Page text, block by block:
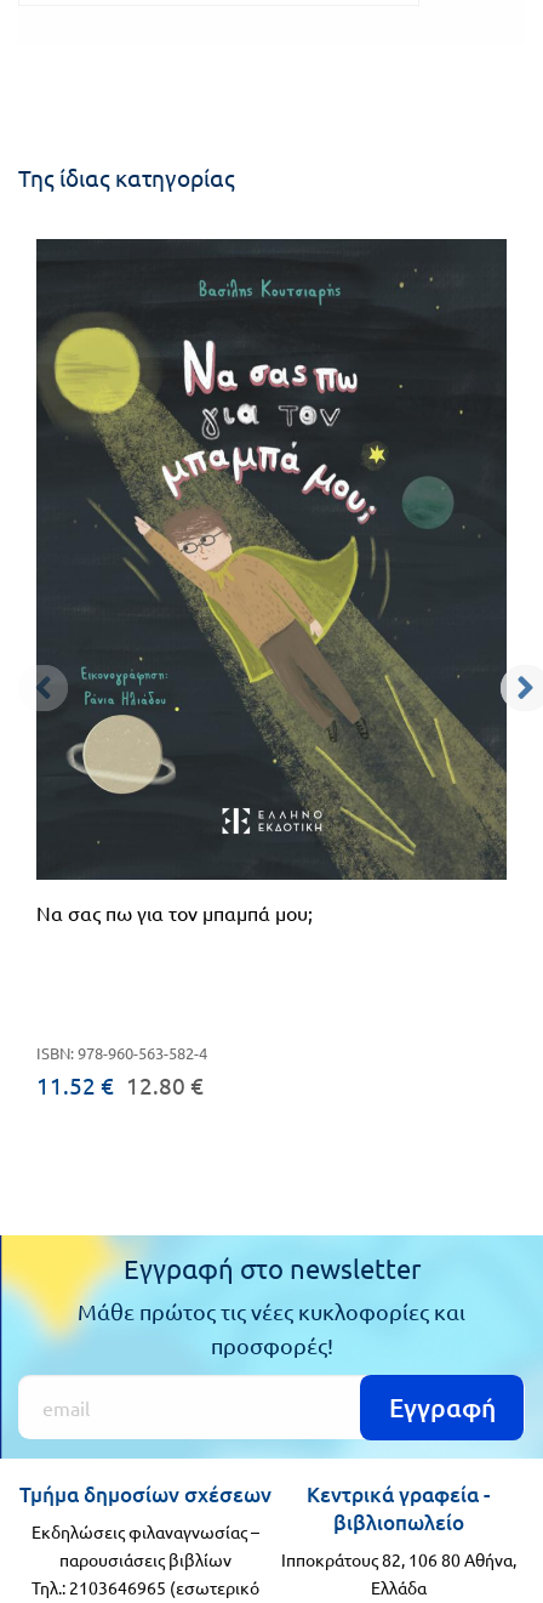
Της ίδιας κατηγορίας
Να σας πω για τον μπαμπά μου;
ISBN: 978-960-563-582-4
11.52 € 12.80 €
Εγγραφή στο newsletter
Μάθε πρώτος τις νέες κυκλοφορίες και
προσφορές!
Εγγραφή
Κεντρικά γραφεία -
βιβλιοπωλείο
Ιπποκράτους 82, 106 80 Αθήνα,
Ελλάδα
Τμήμα δημοσίων σχέσεων
Εκδηλώσεις φιλαναγνωσίας –
παρουσιάσεις βιβλίων
Τηλ.: 2103646965 (εσωτερικό